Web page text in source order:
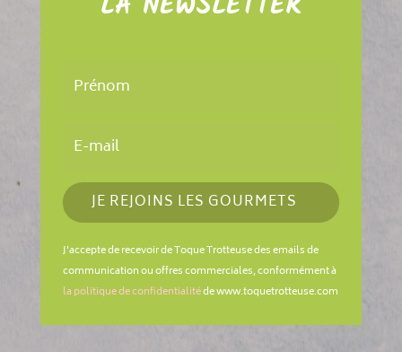
JE REJOINS LES GOURMETS
J'accepte de recevoir de Toque Trotteuse des emails de
communication ou offres commerciales, conformément à
la politique de confidentialitéde www.toquetrotteuse.com